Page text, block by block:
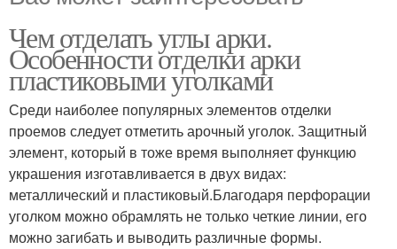
Чем отделать углы арки.
Особенности отделки арки
пластиковыми уголками
Среди наиболее популярных элементов отделки
проемов следует отметить арочный уголок. Защитный
элемент, который в тоже время выполняет функцию
украшения изготавливается в двух видах:
металлический и пластиковый.Благодаря перфорации
уголком можно обрамлять не только четкие линии, его
можно загибать и выводить различные формы.